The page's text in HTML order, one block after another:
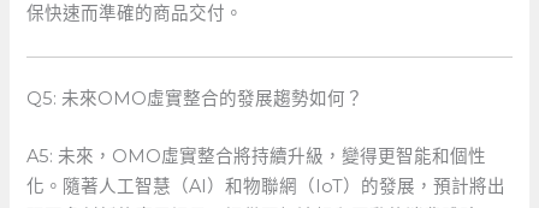
保快速而準確的商品交付。
Q5: 未來OMO虛實整合的發展趨勢如何？
A5: 未來，OMO虛實整合將持續升級，變得更智能和個性
化。隨著人工智慧（AI）和物聯網（IoT）的發展，預計將出